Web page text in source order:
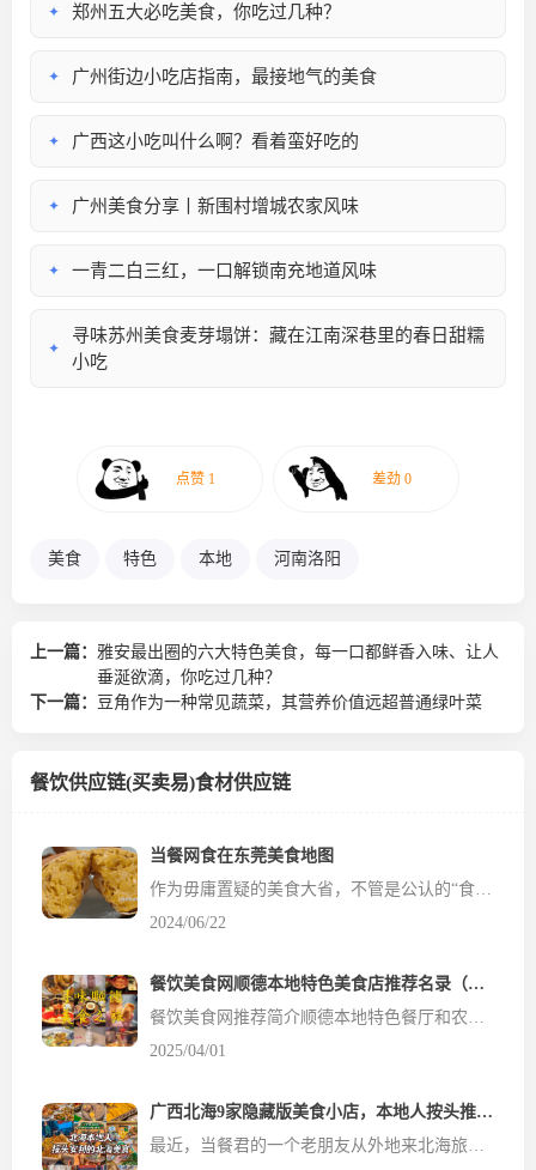
✦ 郑州五大必吃美食，你吃过几种？
✦ 广州街边小吃店指南，最接地气的美食
✦ 广西这小吃叫什么啊？看着蛮好吃的
✦ 广州美食分享丨新围村增城农家风味
✦ 一青二白三红，一口解锁南充地道风味
✦
寻味苏州美食麦芽塌饼：藏在江南深巷里的春日甜糯
小吃
美食 特色 本地 河南洛阳
上一篇： 雅安最出圈的六大特色美食，每一口都鲜香入味、让人
垂涎欲滴，你吃过几种？
下一篇：
豆角作为一种常见蔬菜，其营养价值远超普通绿叶菜
餐饮供应链(买卖易)食材供应链
当餐网食在东莞美食地图
作为毋庸置疑的美食大省，不管是公认的“食在广州”，还是两个“世界美食之都”顺德、潮州……在美食层面，广东出彩的地区自然太多，相较起来，1988年才单独建市的东莞，实在显得存在感有些低。可是广东老饕最明白，东莞也是美食聚集地，尤其是在秋冬季节，格外有种能量爆棚的幸福感。 一碗咸鲜滚烫的...
2024/06/22
餐饮美食网顺德本地特色美食店推荐名录（当餐君按镇街排序）
餐饮美食网推荐简介顺德本地特色餐厅和农家菜、私房菜；当餐网本地特色美食店推荐名录， 餐饮食材网当餐君下面饭店将从店铺风格和主要菜系进行介绍，基本都尝试过还不错！希望各位食客品尝后发表当餐点评！ 大良镇1、野仙鱼生拥有两百多年历史的顺德传统三进宅院。主做创新顺德鱼生。特色菜品：椒盐罗氏虾、鲩鱼生、香煎鱼骨、过桥渔面地址：大良中区华盖里四巷16号2、大门公餐饮登...
2025/04/01
广西北海9家隐藏版美食小店，本地人按头推荐，吃过才算真正来过北海！
最近，当餐君的一个老朋友从外地来北海旅游，我便决定带她好好逛逛这座城市的美食街巷。北海虽不是大城市，但这里的美食文化深厚，从古至今都是美食之都。我带朋友品尝了9家隐藏在街头巷尾的美食小店，每一家都让她赞不绝口。现在，我想把这些宝藏店铺分享给大家，让更多人能感受到北海独特的美食魅力。 🏠 越南卷粉店 📍地址：乃乃麻斜对面 要说北海最地道的小吃，越南卷粉绝对排得...